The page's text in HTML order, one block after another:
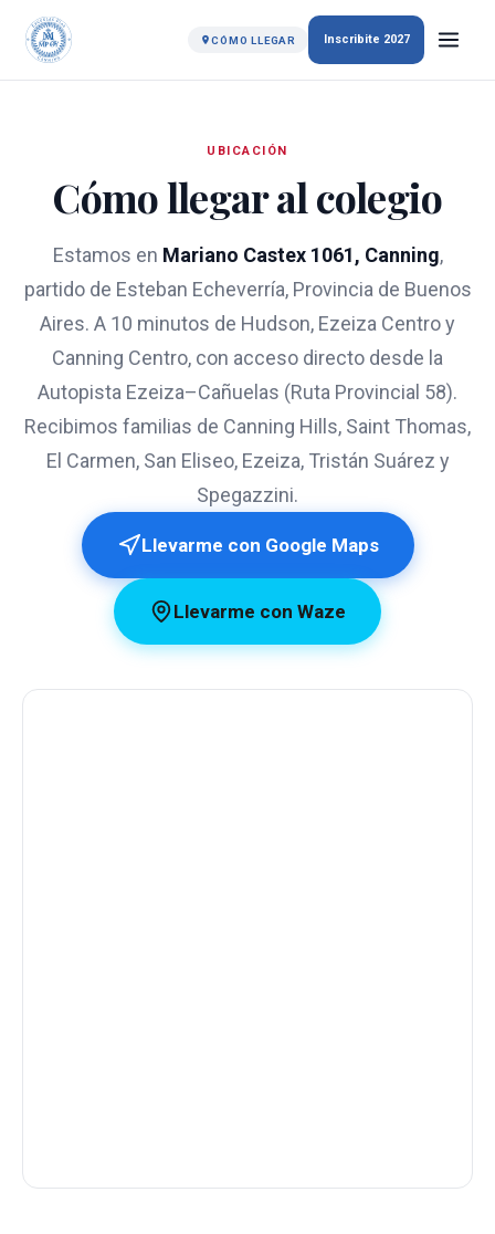
CÓMO LLEGAR Inscribite 2027
UBICACIÓN
Cómo llegar al colegio
Estamos en Mariano Castex 1061, Canning,
partido de Esteban Echeverría, Provincia de Buenos
Aires. A 10 minutos de Hudson, Ezeiza Centro y
Canning Centro, con acceso directo desde la
Autopista Ezeiza–Cañuelas (Ruta Provincial 58).
Recibimos familias de Canning Hills, Saint Thomas,
El Carmen, San Eliseo, Ezeiza, Tristán Suárez y
Spegazzini.
Llevarme con Google Maps
Llevarme con Waze